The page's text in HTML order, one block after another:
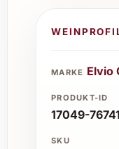
einen
pure
MARKE Elvio
PRODUKT-ID
17049-76741
SKU